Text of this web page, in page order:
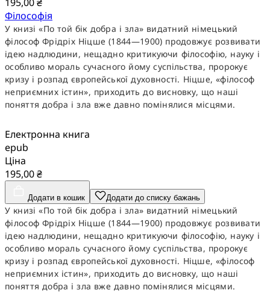
Філософія
У книзі «По той бік добра і зла» видатний німецький
філософ Фрідріх Ніцше (1844—1900) продовжує розвивати
ідею надлюдини, нещадно критикуючи філософію, науку і
особливо мораль сучасного йому суспільства, пророкує
кризу і розпад європейської духовності. Ніцше, «філософ
неприємних істин», приходить до висновку, що наші
поняття добра і зла вже давно помінялися місцями.
Електронна книга
epub
Ціна
195,00 ₴
Додати в кошик Додати до списку бажань
У книзі «По той бік добра і зла» видатний німецький
філософ Фрідріх Ніцше (1844—1900) продовжує розвивати
ідею надлюдини, нещадно критикуючи філософію, науку і
особливо мораль сучасного йому суспільства, пророкує
кризу і розпад європейської духовності. Ніцше, «філософ
неприємних істин», приходить до висновку, що наші
поняття добра і зла вже давно помінялися місцями.